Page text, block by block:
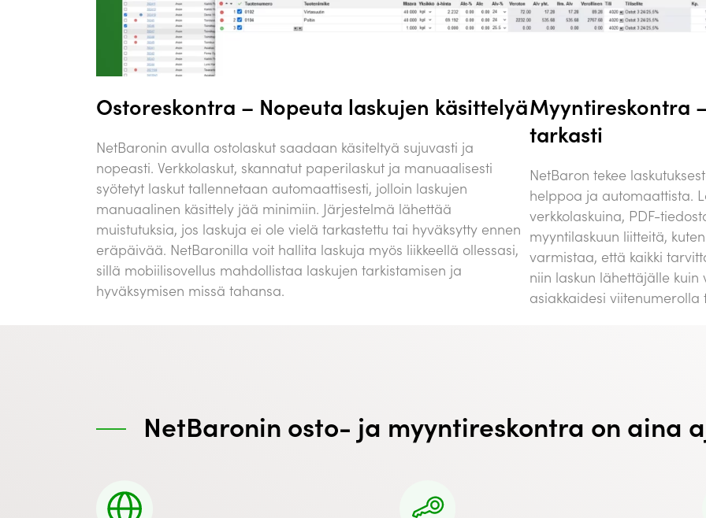
Ostoreskontra – Nopeuta laskujen käsittelyä
NetBaronin avulla ostolaskut saadaan käsiteltyä sujuvasti ja
nopeasti. Verkkolaskut, skannatut paperilaskut ja manuaalisesti
syötetyt laskut tallennetaan automaattisesti, jolloin laskujen
manuaalinen käsittely jää minimiin. Järjestelmä lähettää
muistutuksia, jos laskuja ei ole vielä tarkastettu tai hyväksytty ennen
eräpäivää. NetBaronilla voit hallita laskuja myös liikkeellä ollessasi,
sillä mobiilisovellus mahdollistaa laskujen tarkistamisen ja
hyväksymisen missä tahansa.
Myyntireskontra
tarkasti
NetBaron tekee
helppoa ja automaattista.
verkkolaskuina, PDF-
myyntilaskuun liitteitä,
varmistaa, että kaikki
niin laskun lähettäjälle
asiakkaidesi
NetBaronin osto- ja myyntireskontra on aina